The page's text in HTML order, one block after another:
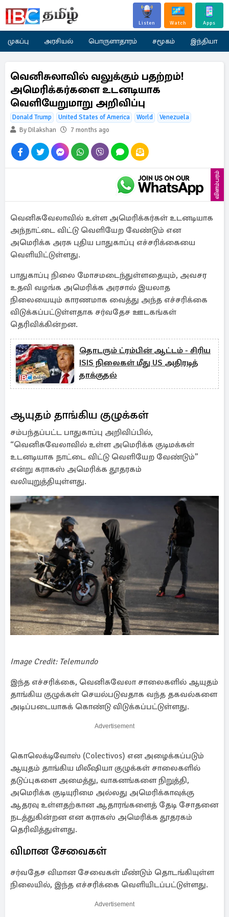
Listen Watch Apps
முகப்பு அரசியல் பொருளாதாரம் சமூகம் இந்தியா
வெனிசுலாவில் வலுக்கும் பதற்றம்!
அமெரிக்கர்களை உடனடியாக
வெளியேறுமாறு அறிவிப்பு
Donald Trump United States of America World
Venezuela
By Dilakshan
7 months ago
விளம்பரம்
வெனிசுவேலாவில் உள்ள அமெரிக்கர்கள் உடனடியாக
அந்நாட்டை விட்டு வெளியேற வேண்டும் என
அமெரிக்க அரசு புதிய பாதுகாப்பு எச்சரிக்கையை
வெளியிட்டுள்ளது.
பாதுகாப்பு நிலை மோசமடைந்துள்ளதையும், அவசர
உதவி வழங்க அமெரிக்க அரசால் இயலாத
நிலையையும் காரணமாக வைத்து அந்த எச்சரிக்கை
விடுக்கப்பட்டுள்ளதாக சர்வதேச ஊடகங்கள்
தெரிவிக்கின்றன.
தொடரும் ட்ரம்பின் ஆட்டம் - சிரிய
ISIS நிலைகள் மீது US அதிரடித்
தாக்குதல்
ஆயுதம் தாங்கிய குழுக்கள்
சம்பந்தப்பட்ட பாதுகாப்பு அறிவிப்பில்,
“வெனிசுவேலாவில் உள்ள அமெரிக்க குடிமக்கள்
உடனடியாக நாட்டை விட்டு வெளியேற வேண்டும்”
என்று கராகஸ் அமெரிக்க தூதரகம்
வலியுறுத்தியுள்ளது.
Image Credit: Telemundo
இந்த எச்சரிக்கை, வெனிசுவேலா சாலைகளில் ஆயுதம்
தாங்கிய குழுக்கள் செயல்படுவதாக வந்த தகவல்களை
அடிப்படையாகக் கொண்டு விடுக்கப்பட்டுள்ளது.
Advertisement
கொலெக்டிவோஸ் (Colectivos) என அழைக்கப்படும்
ஆயுதம் தாங்கிய மிலீஷியா குழுக்கள் சாலைகளில்
தடுப்புகளை அமைத்து, வாகனங்களை நிறுத்தி,
அமெரிக்க குடியுரிமை அல்லது அமெரிக்காவுக்கு
ஆதரவு உள்ளதற்கான ஆதாரங்களைத் தேடி சோதனை
நடத்துகின்றன என கராகஸ் அமெரிக்க தூதரகம்
தெரிவித்துள்ளது.
விமான சேவைகள்
சர்வதேச விமான சேவைகள் மீண்டும் தொடங்கியுள்ள
நிலையில், இந்த எச்சரிக்கை வெளியிடப்பட்டுள்ளது.
Advertisement